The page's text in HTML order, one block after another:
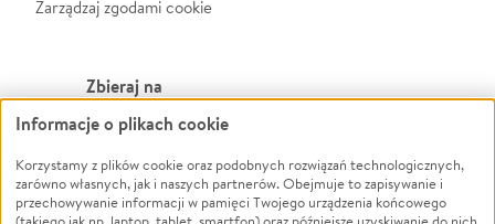
Zarządzaj zgodami cookie
Zbieraj na
Leczenie
Zwierzęta
Pożar
Powódź
Wichura
Informacje o plikach cookie
Korzystamy z plików cookie oraz podobnych rozwiązań technologicznych,
zarówno własnych, jak i naszych partnerów. Obejmuje to zapisywanie i
przechowywanie informacji w pamięci Twojego urządzenia końcowego